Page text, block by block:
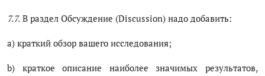
7.7. В раздел Обсуждение (Discussion) надо добавить:
a) краткий обзор вашего исследования;
b) краткое описание наиболее значимых результатов,